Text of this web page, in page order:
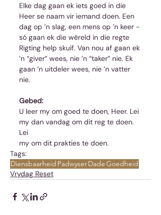
Elke dag gaan ek iets goed in die
Heer se naam vir iemand doen. Een
dag op ’n slag, een mens op ’n keer -
só gaan ek die wêreld in die regte
Rigting help skuif. Van nou af gaan ek
’n “giver” wees, nie ’n “taker” nie. Ek
gaan ’n uitdeler wees, nie ’n vatter
nie.
Gebed:
U leer my om goed te doen, Heer. Lei
my dan vandag om dit reg te doen.
Lei
my om dit prakties te doen.
Tags:
Diensbaarheid PadwyserDadeGoedheid
Vrydag Reset